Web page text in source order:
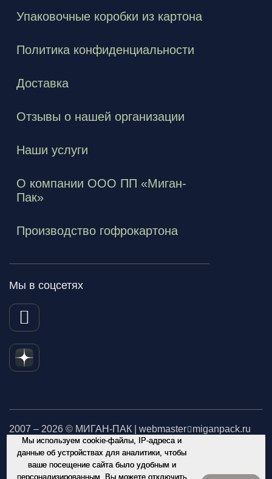
Мы используем cookie-файлы, IP-адреса и
данные об устройствах для аналитики, чтобы
ваше посещение сайта было удобным и
персонализированным. Вы можете отключить
Упаковочные коробки из картона
Политика конфиденциальности
Доставка
Отзывы о нашей организации
Наши услуги
О компании ООО ПП «Миган-
Пак»
Производство гофрокартона
Мы в соцсетях
2007 – 2026 © МИГАН-ПАК | webmaster miganpack.ru
Не является публичной офертой. Обращаем Ваше внимание
на то, что данный интернет-сайт носит исключительно